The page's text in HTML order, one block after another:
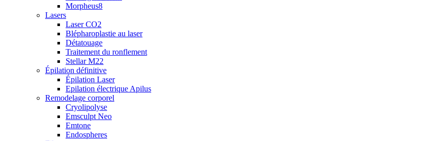
Morpheus8
Lasers
Laser CO2
Blépharoplastie au laser
Détatouage
Traitement du ronflement
Stellar M22
Épilation définitive
Épilation Laser
Epilation électrique Apilus
Remodelage corporel
Cryolipolyse
Emsculpt Neo
Emtone
Endospheres